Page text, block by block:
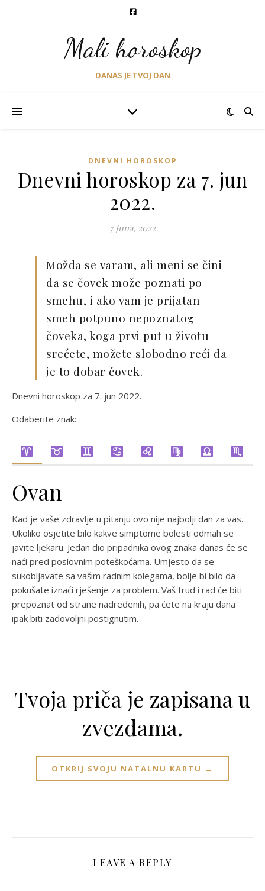
Mali horoskop
DANAS JE TVOJ DAN
DNEVNI HOROSKOP
Dnevni horoskop za 7. jun
2022.
7 Juna, 2022
Моžda se varam, ali meni se čini
da se čovek može poznati po
smehu, i ako vam je prijatan
smeh potpuno nepoznatog
čoveka, koga prvi put u životu
srećete, možete slobodno reći da
je to dobar čovek.
Dnevni horoskop za 7. jun 2022.
Odaberite znak:
Ovan
Kad je vaše zdravlje u pitanju ovo nije najbolji dan za vas.
Ukoliko osjetite bilo kakve simptome bolesti odmah se
javite ljekaru. Jedan dio pripadnika ovog znaka danas će se
naći pred poslovnim poteškoćama. Umjesto da se
sukobljavate sa vašim radnim kolegama, bolje bi bilo da
pokušate iznaći rješenje za problem. Vaš trud i rad će biti
prepoznat od strane nadređenih, pa ćete na kraju dana
ipak biti zadovoljni postignutim.
Tvoja priča je zapisana u
zvezdama.
OTKRIJ SVOJU NATALNU KARTU →
LEAVE A REPLY